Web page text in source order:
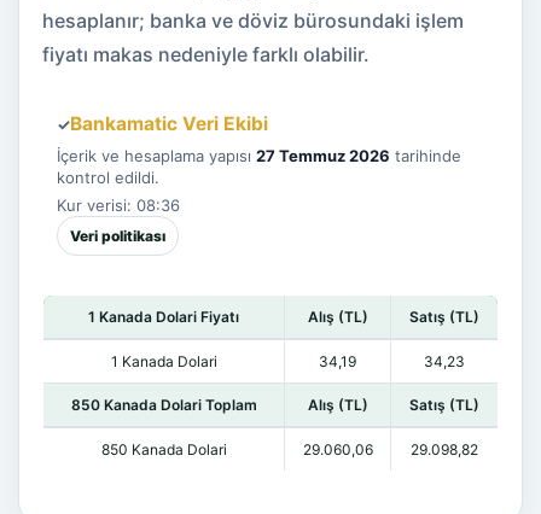
hesaplanır; banka ve döviz bürosundaki işlem
fiyatı makas nedeniyle farklı olabilir.
✓Bankamatic Veri Ekibi
İçerik ve hesaplama yapısı 27 Temmuz 2026 tarihinde
kontrol edildi.
Kur verisi: 08:36
Veri politikası
1 Kanada Dolari Fiyatı Alış (TL) Satış (TL)
1 Kanada Dolari 34,19 34,23
850 Kanada Dolari Toplam Alış (TL) Satış (TL)
850 Kanada Dolari 29.060,06 29.098,82